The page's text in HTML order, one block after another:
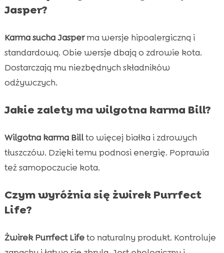
Jasper?
Karma sucha Jasperma wersje hipoalergiczną i
standardową. Obie wersje dbają o zdrowie kota.
Dostarczają mu niezbędnych składników
odżywczych.
Jakie zalety ma wilgotna karma Bill?
Wilgotna karma Billto więcej białka i zdrowych
tłuszczów. Dzięki temu podnosi energię. Poprawia
też samopoczucie kota.
Czym wyróżnia się żwirek Purrfect
Life?
Żwirek Purrfect Lifeto naturalny produkt. Kontroluje